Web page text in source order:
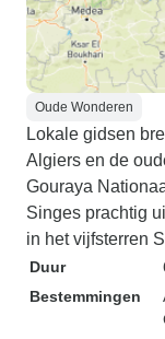
Oude Wonderen
Lokale gidsen
Algiers en de
Gouraya
Singes prachtig
in het vijfsterren
Duur
Bestemmingen